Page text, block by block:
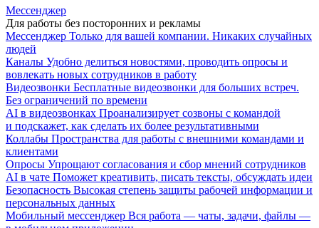
Мессенджер
Для работы без посторонних и рекламы
Мессенджер Только для вашей компании. Никаких случайных
людей
Каналы Удобно делиться новостями, проводить опросы и
вовлекать новых сотрудников в работу
Видеозвонки Бесплатные видеозвонки для больших встреч.
Без ограничений по времени
AI в видеозвонках Проанализирует созвоны с командой
и подскажет, как сделать их более результативными
Коллабы Пространства для работы с внешними командами и
клиентами
Опросы Упрощают согласования и сбор мнений сотрудников
AI в чате Поможет креативить, писать тексты, обсуждать идеи
Безопасность Высокая степень защиты рабочей информации и
персональных данных
Мобильный мессенджер Вся работа — чаты, задачи, файлы —